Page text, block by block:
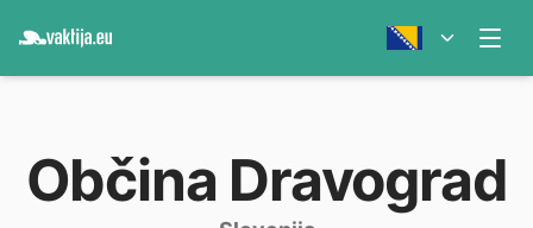
Občina Dravograd